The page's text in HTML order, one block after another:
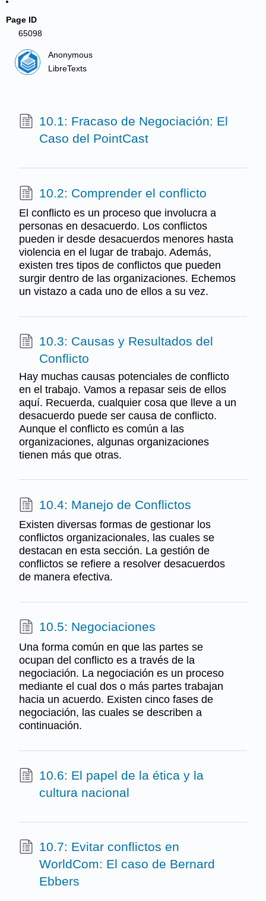
Page ID
65098
Anonymous
LibreTexts
10.1: Fracaso de Negociación: El
Caso del PointCast
10.2: Comprender el conflicto
El conflicto es un proceso que involucra a
personas en desacuerdo. Los conflictos
pueden ir desde desacuerdos menores hasta
violencia en el lugar de trabajo. Además,
existen tres tipos de conflictos que pueden
surgir dentro de las organizaciones. Echemos
un vistazo a cada uno de ellos a su vez.
10.3: Causas y Resultados del
Conflicto
Hay muchas causas potenciales de conflicto
en el trabajo. Vamos a repasar seis de ellos
aquí. Recuerda, cualquier cosa que lleve a un
desacuerdo puede ser causa de conflicto.
Aunque el conflicto es común a las
organizaciones, algunas organizaciones
tienen más que otras.
10.4: Manejo de Conflictos
Existen diversas formas de gestionar los
conflictos organizacionales, las cuales se
destacan en esta sección. La gestión de
conflictos se refiere a resolver desacuerdos
de manera efectiva.
10.5: Negociaciones
Una forma común en que las partes se
ocupan del conflicto es a través de la
negociación. La negociación es un proceso
mediante el cual dos o más partes trabajan
hacia un acuerdo. Existen cinco fases de
negociación, las cuales se describen a
continuación.
10.6: El papel de la ética y la
cultura nacional
10.7: Evitar conflictos en
WorldCom: El caso de Bernard
Ebbers